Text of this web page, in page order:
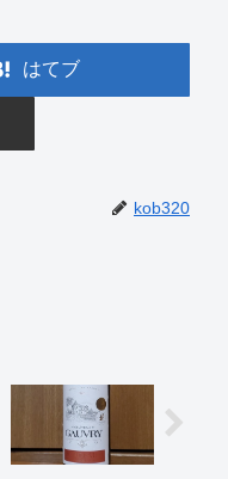
はてブ
kob320